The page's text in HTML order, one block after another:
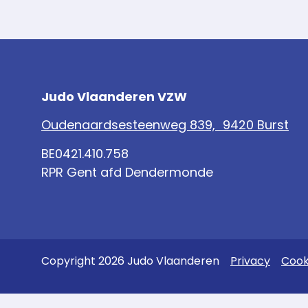
Judo Vlaanderen VZW
Oudenaardsesteenweg 839, 9420 Burst
BE0421.410.758
RPR Gent afd Dendermonde
Copyright 2026 Judo Vlaanderen Privacy